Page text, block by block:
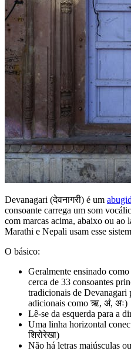
Devanagari (देवनागरी) é um
consoante carrega um som
com marcas acima, abaixo ou ao
Marathi e Nepali usam esse
O básico:
Geralmente ensinado
cerca de 33 consoantes
tradicionais de Devanagari
adicionais como ऋ, अं, अः)
Lê-se da esquerda para a
Uma linha horizontal
शिरोरेखा)
Não há letras maiúsculas